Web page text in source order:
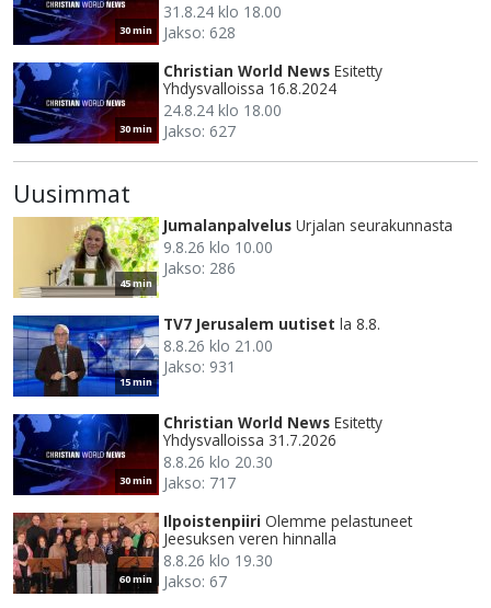
30 min
31.8.24 klo 18.00
Jakso: 628
30 min
Christian World News Esitetty
Yhdysvalloissa 16.8.2024
24.8.24 klo 18.00
Jakso: 627
Uusimmat
45 min
Jumalanpalvelus Urjalan seurakunnasta
9.8.26 klo 10.00
Jakso: 286
15 min
TV7 Jerusalem uutiset la 8.8.
8.8.26 klo 21.00
Jakso: 931
30 min
Christian World News Esitetty
Yhdysvalloissa 31.7.2026
8.8.26 klo 20.30
Jakso: 717
60 min
Ilpoistenpiiri Olemme pelastuneet
Jeesuksen veren hinnalla
8.8.26 klo 19.30
Jakso: 67